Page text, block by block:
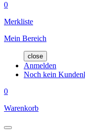
0
Merkliste
Mein Bereich
close
Anmelden
Noch kein
0
Warenkorb